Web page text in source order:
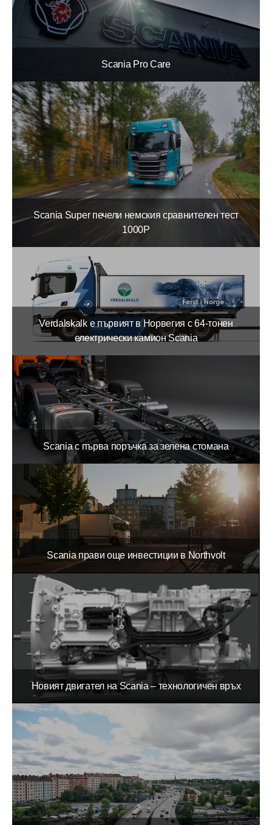
Scania Pro Care
Scania Super печели немския сравнителен тест
1000P
Verdalskalk е първият в Норвегия с 64-тонен
електрически камион Scania
Scania с първа поръчка за зелена стомана
Scania прави още инвестиции в Northvolt
Новият двигател на Scania – технологичен връх